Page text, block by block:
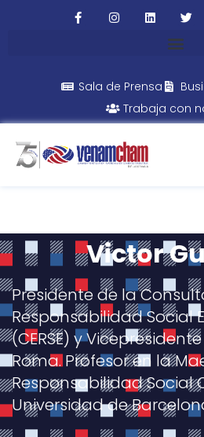
Sala de Prensa
Trabaja con
Victor
Presidente de la
Responsabilidad Social
(CERSE) y
Roma. Profesor en la
Responsabilidad Social
Universidad de